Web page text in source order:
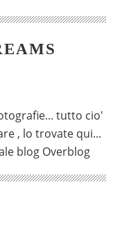
tutto cio'
, lo trovate qui...
blog Overblog